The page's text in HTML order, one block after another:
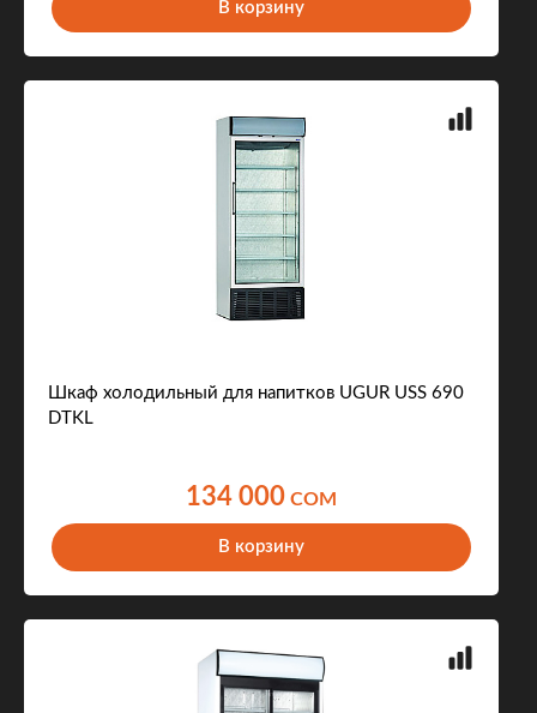
В корзину
Шкаф холодильный для напитков UGUR USS 690
DTKL
134 000 COM
В корзину